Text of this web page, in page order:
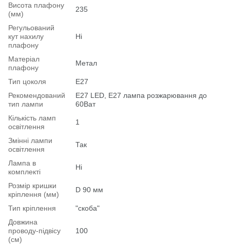
Висота плафону
(мм)
235
Регульований
кут нахилу
плафону
Ні
Матеріал
плафону
Метал
Тип цоколя
E27
Рекомендований
тип лампи
Е27 LED, E27 лампа розжарювання до
60Ват
Кількість ламп
освітлення
1
Змінні лампи
освітлення
Так
Лампа в
комплекті
Ні
Розмір кришки
кріплення (мм)
D 90 мм
Тип кріплення
"скоба"
Довжина
проводу-підвісу
(см)
100